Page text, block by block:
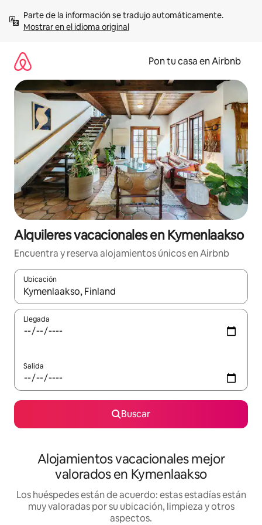
contenidoMostrar en el idioma original
Pon tu casa en Airbnb
Alquileres vacacionales en Kymenlaakso
Encuentra y reserva alojamientos únicos en Airbnb
Ubicación
Cuando los resultados estén disponibles, navega con las
Llegada
Salida
Buscar
Alojamientos vacacionales mejor
valorados en Kymenlaakso
Los huéspedes están de acuerdo: estas estadías están
muy valoradas por su ubicación, limpieza y otros
aspectos.